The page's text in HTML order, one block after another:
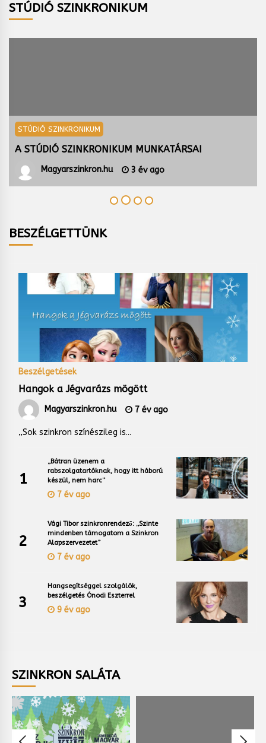
STÚDIÓ SZINKRONIKUM
STÚDIÓ SZINKRONIKUM
A STÚDIÓ SZINKRONIKUM MUNKATÁRSAI
Magyarszinkron.hu 3 év ago
BESZÉLGETTÜNK
Beszélgetések
Hangok a Jégvarázs mögött
Magyarszinkron.hu 7 év ago
„Sok szinkron színészileg is...
1
„Bátran üzenem a
rabszolgatartóknak, hogy itt háború
készül, nem harc”
7 év ago
2
Vági Tibor szinkronrendező: „Szinte
mindenben támogatom a Szinkron
Alapszervezetet”
7 év ago
3
Hangsegítséggel szolgálók,
beszélgetés Ónodi Eszterrel
9 év ago
SZINKRON SALÁTA